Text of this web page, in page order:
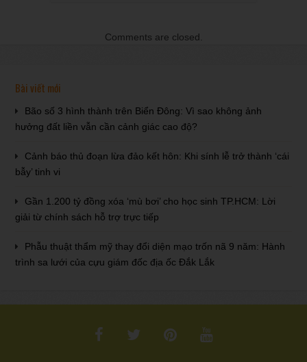
Comments are closed.
Bài viết mới
Bão số 3 hình thành trên Biển Đông: Vì sao không ảnh
hưởng đất liền vẫn cần cảnh giác cao độ?
Cảnh báo thủ đoạn lừa đảo kết hôn: Khi sính lễ trở thành ‘cái
bẫy’ tinh vi
Gần 1.200 tỷ đồng xóa ‘mù bơi’ cho học sinh TP.HCM: Lời
giải từ chính sách hỗ trợ trực tiếp
Phẫu thuật thẩm mỹ thay đổi diện mạo trốn nã 9 năm: Hành
trình sa lưới của cựu giám đốc địa ốc Đắk Lắk